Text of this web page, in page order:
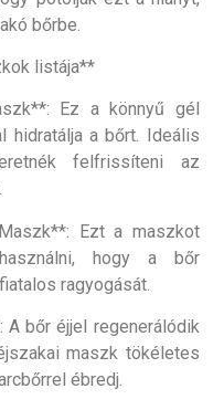
bőrbe.
listája**
Ez a könnyű gél
hidratálja a bőrt. Ideális
felfrissíteni az
Ezt a maszkot
hogy a bőr
ragyogását.
A bőr éjjel regenerálódik
maszk tökéletes
ébredj.